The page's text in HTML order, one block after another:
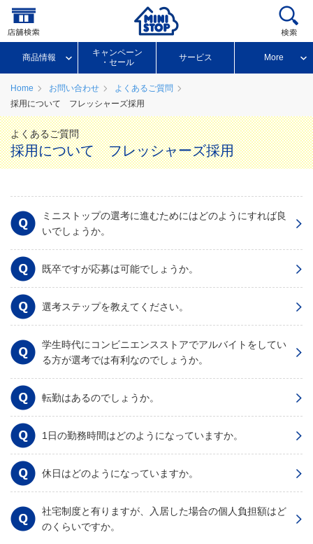
商品情報
キャンペーン
・セール
サービス More
Home お問い合わせ
よくあるご質問
採用について フレッシャーズ採用
よくあるご質問
採用について フレッシャーズ採用
ミニストップの選考に進むためにはどのようにすれば良
いでしょうか。
既卒ですが応募は可能でしょうか。
選考ステップを教えてください。
学生時代にコンビニエンスストアでアルバイトをしてい
る方が選考では有利なのでしょうか。
転勤はあるのでしょうか。
1日の勤務時間はどのようになっていますか。
休日はどのようになっていますか。
社宅制度と有りますが、入居した場合の個人負担額はど
のくらいですか。